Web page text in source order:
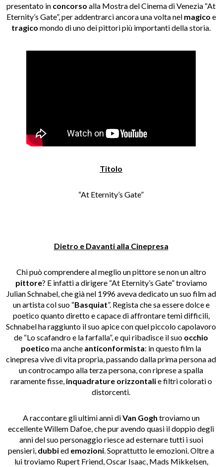
presentato in concorso alla Mostra del Cinema di Venezia “At
Eternity’s Gate”, per addentrarci ancora una volta nel magico e
tragico mondo di uno dei pittori più importanti della storia.
Titolo
“At Eternity’s Gate”
Dietro e Davanti alla Cinepresa
Chi può comprendere al meglio un pittore se non un altro
pittore? E infatti a dirigere “At Eternity’s Gate” troviamo
Julian Schnabel, che già nel 1996 aveva dedicato un suo film ad
un artista col suo “Basquiat”. Regista che sa essere dolce e
poetico quanto diretto e capace di affrontare temi difficili,
Schnabel ha raggiunto il suo apice con quel piccolo capolavoro
de “Lo scafandro e la farfalla”, e qui ribadisce il suo occhio
poetico ma anche anticonformista: in questo film la
cinepresa vive di vita propria, passando dalla prima persona ad
un controcampo alla terza persona, con riprese a spalla
raramente fisse, inquadrature orizzontalie filtri colorati o
distorcenti.
A raccontare gli ultimi anni diVan Gogh troviamo un
eccellente Willem Dafoe, che pur avendo quasi il doppio degli
anni del suo personaggio riesce ad esternare tutti i suoi
pensieri, dubbied emozioni. Soprattutto le emozioni. Oltre a
lui troviamo Rupert Friend, Oscar Isaac, Mads Mikkelsen,